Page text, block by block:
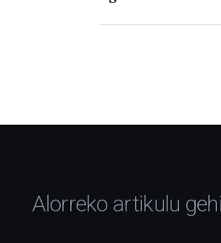
Alorreko artikulu